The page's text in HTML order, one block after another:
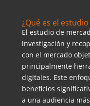
¿Qué es el
El estudio de
investigación y
con el mercado
principalmente
digitales. Este
beneficios
a una audiencia